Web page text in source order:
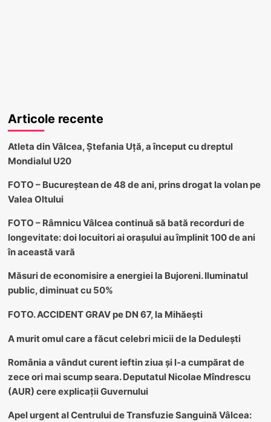
Articole recente
Atleta din Vâlcea, Ștefania Uță, a început cu dreptul
Mondialul U20
FOTO – Bucureștean de 48 de ani, prins drogat la volan pe
Valea Oltului
FOTO – Râmnicu Vâlcea continuă să bată recorduri de
longevitate: doi locuitori ai orașului au împlinit 100 de ani
în această vară
Măsuri de economisire a energiei la Bujoreni. Iluminatul
public, diminuat cu 50%
FOTO. ACCIDENT GRAV pe DN 67, la Mihăești
A murit omul care a făcut celebri micii de la Dedulești
România a vândut curent ieftin ziua și l-a cumpărat de
zece ori mai scump seara. Deputatul Nicolae Mîndrescu
(AUR) cere explicații Guvernului
Apel urgent al Centrului de Transfuzie Sanguină Vâlcea: